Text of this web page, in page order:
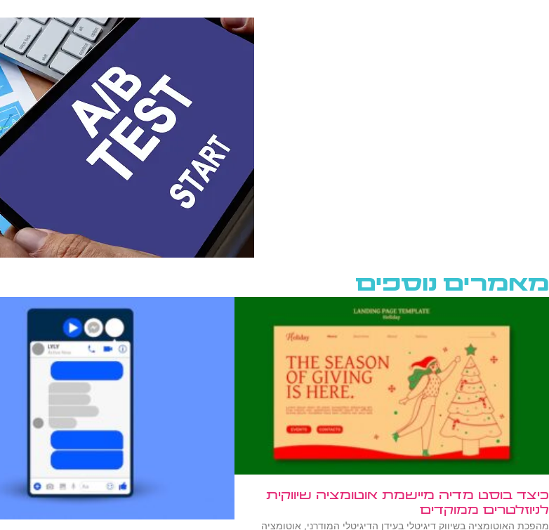
מאמרים נוספים
כיצד בוסט מדיה מיישמת אוטומציה שיווקית
לניוזלטרים ממוקדים
מהפכת האוטומציה בשיווק דיגיטלי בעידן הדיגיטלי המודרני, אוטומציה